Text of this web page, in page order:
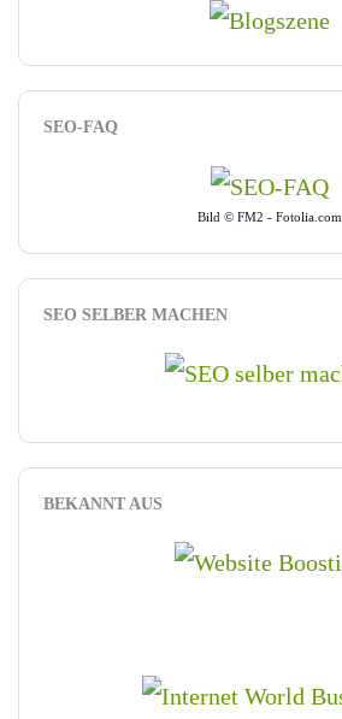
SEO-FAQ
Bild © FM2 - Fotolia.com
SEO SELBER MACHEN
BEKANNT AUS